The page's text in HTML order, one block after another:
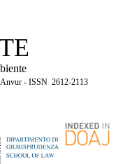
Anvur - ISSN 2612-2113